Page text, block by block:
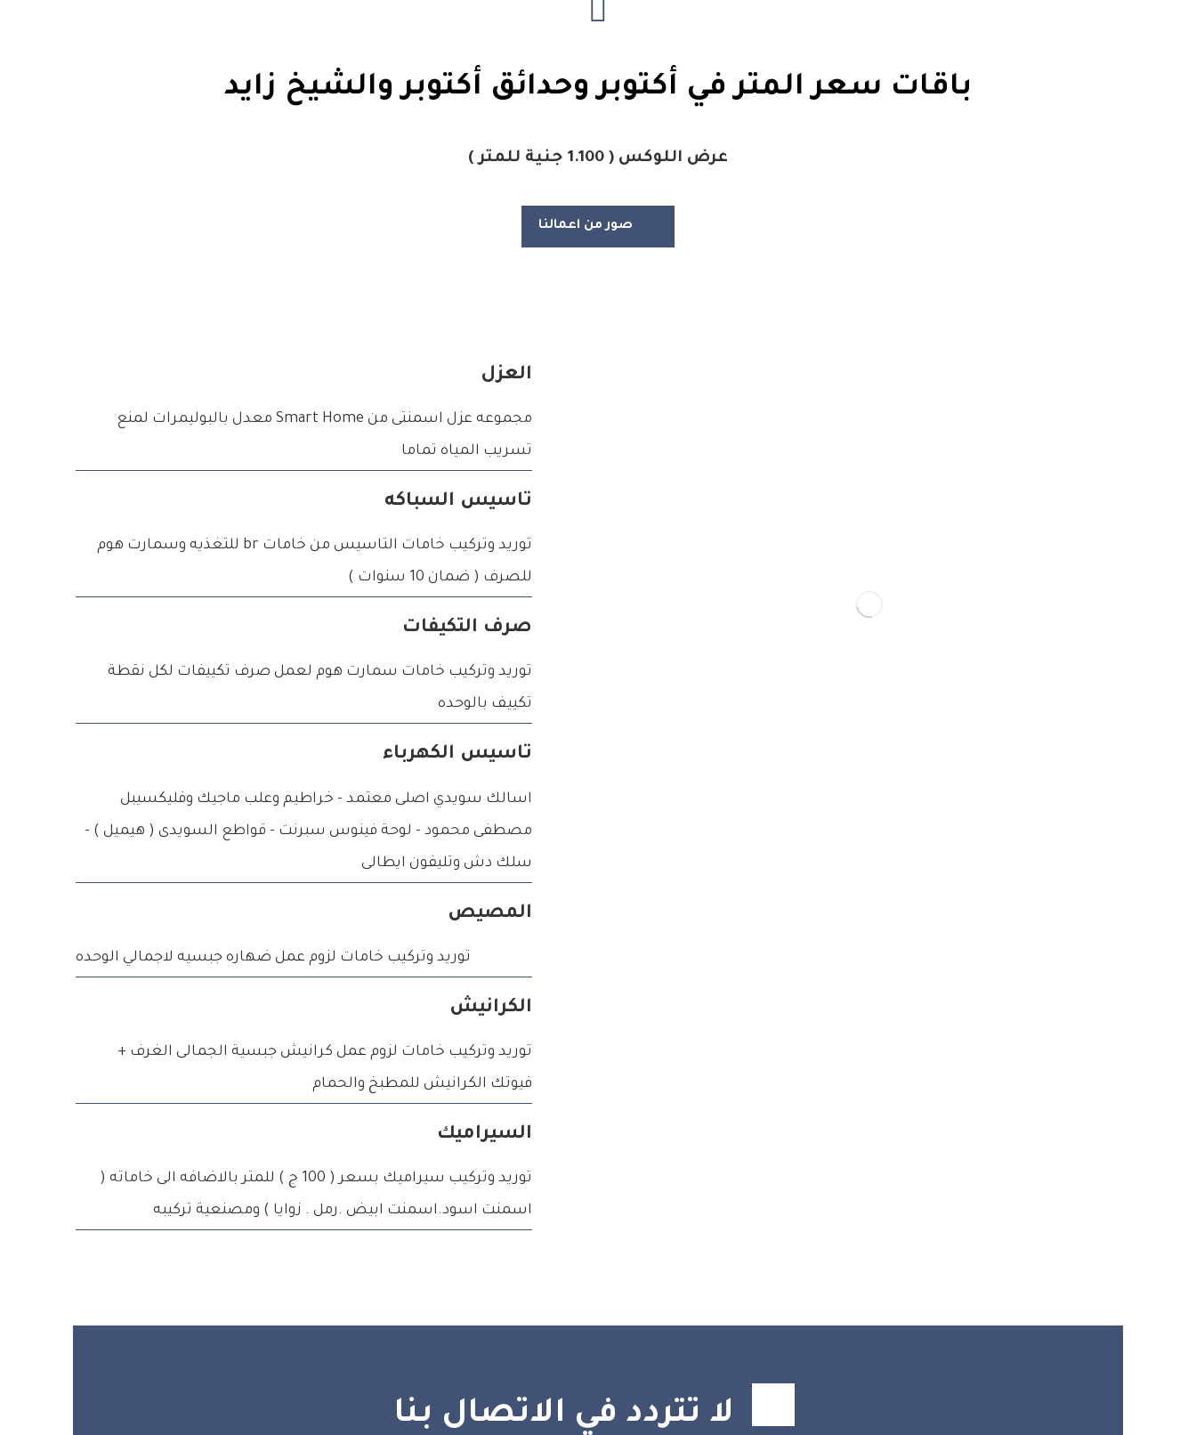
باقات سعر المتر في أكتوبر وحدائق أكتوبر والشيخ زايد
عرض اللوكس ( 1.100 جنية للمتر )
صور من اعمالنا
العزل
مجموعه عزل اسمنتى من Smart Home معدل بالبوليمرات لمنع
تسريب المياه تماما
تاسيس السباكه
توريد وتركيب خامات التاسيس من خامات br للتغذيه وسمارت هوم
للصرف ( ضمان 10 سنوات )
صرف التكيفات
توريد وتركيب خامات سمارت هوم لعمل صرف تكييفات لكل نقطة
تكييف بالوحده
تاسيس الكهرباء
اسالك سويدي اصلى معتمد - خراطيم وعلب ماجيك وفليكسيبل
مصطفى محمود - لوحة فينوس سبرنت - قواطع السويدى ( هيميل ) -
سلك دش وتليفون ايطالى
المصيص
توريد وتركيب خامات لزوم عمل ضهاره جبسيه لاجمالي الوحده
الكرانيش
توريد وتركيب خامات لزوم عمل كرانيش جبسية الجمالى الغرف +
فيوتك الكرانيش للمطبخ والحمام
السيراميك
توريد وتركيب سيراميك بسعر ( 100 ج ) للمتر بالاضافه الى خاماته (
اسمنت اسود.اسمنت ابيض .رمل . زوايا ) ومصنعية تركيبه
لا تتردد في الاتصال بنا